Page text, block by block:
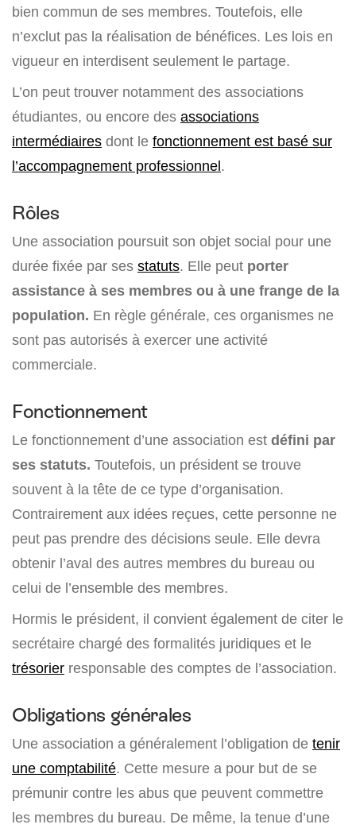
bien commun de ses membres. Toutefois, elle
n’exclut pas la réalisation de bénéfices. Les lois en
vigueur en interdisent seulement le partage.
L’on peut trouver notamment des associations
étudiantes, ou encore des associations
intermédiaires dont le fonctionnement est basé sur
l’accompagnement professionnel.
Rôles
Une association poursuit son objet social pour une
durée fixée par ses statuts. Elle peut porter
assistance à ses membres ou à une frange de la
population. En règle générale, ces organismes ne
sont pas autorisés à exercer une activité
commerciale.
Fonctionnement
Le fonctionnement d’une association est défini par
ses statuts. Toutefois, un président se trouve
souvent à la tête de ce type d’organisation.
Contrairement aux idées reçues, cette personne ne
peut pas prendre des décisions seule. Elle devra
obtenir l’aval des autres membres du bureau ou
celui de l’ensemble des membres.
Hormis le président, il convient également de citer le
secrétaire chargé des formalités juridiques et le
trésorier responsable des comptes de l’association.
Obligations générales
Une association a généralement l’obligation de tenir
une comptabilité. Cette mesure a pour but de se
prémunir contre les abus que peuvent commettre
les membres du bureau. De même, la tenue d’une